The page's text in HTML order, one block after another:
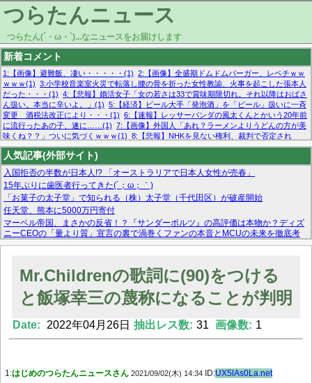
つらたんニュース
つらたん(´・ω・`)...なニュースをお届けします
新着コメント
1:【画像】避難飯、凄い・・・・・(1) 2:【画像】全盛期ドムドムバーガー、レベチｗｗ
ｗｗｗ(1) 3:小学校音楽室火災で転落し腰の骨を折った女性教諭、火事を起こした張本人
だった・・・(1) 4:【悲報】婚活女子「女の若さは33で賞味期限切れ。それ以降はおばさ
ん扱い。本当に辛いよ。」(1) 5:【経済】ビール大手「発泡酒」を「ビール」扱いに一斉
変更 酒税法改正により・・・(1) 6:【速報】レッサーパンダの風太くんとかいう20年前
に流行ったあの子、遂に……(1) 7:【画像】外国人「あれ？ラーメンよりうどんの方が美
味くね？？」ついに気づくｗｗｗ(1) 8:【悲報】NHKを見ない権利、裁判で否定され
る・・・(1) 9:欧州委員長「原発縮小は間違いでした」(1) 10:【悲報】日本企業の人手不
足、限界突破 52%「正社員も足りてません…」(1)
人気記事(外部サイト)
入国拒否の半数が日本人!? 「オーストラリアで日本人女性が売春」
15年ぶりに歯医者行ってきた(´；ω；｀)
「お菓子の太子堂」で知られる（株）太子堂（千代田区）が破産開始
任天堂、熊本に5000万円寄付
マーベル帝国、まさかの反省！？『サンダーボルツ』の高評価は本物か？ディズ
ニーCEOの「量より質」宣言の裏で渦巻くファンの本音とMCUの未来を徹底考
察！
【画像あり】FacebookとかTwitterで拾ったエロ画像貼ってくよ
Mr.Childrenの歌詞に(90)をつける
と飯塚幸三の蔑称になることが判明
Date: 2022年04月26日 抽出レス数: 31 画像数: 1
1:はじめのつらたんニュースさん 2021/09/02(木) 14:34 ID:UX5lAs0La.net